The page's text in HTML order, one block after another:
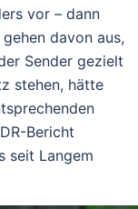
vor – dann
davon aus,
Sender gezielt
stehen, hätte
Bericht
seit Langem